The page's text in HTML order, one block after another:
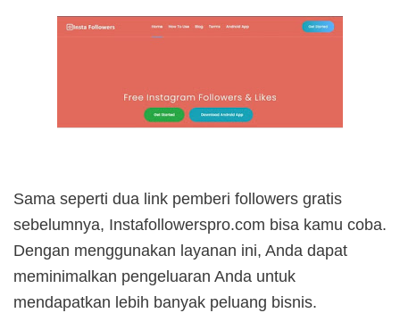
Sama seperti dua link pemberi followers gratis
sebelumnya, Instafollowerspro.com bisa kamu coba.
Dengan menggunakan layanan ini, Anda dapat
meminimalkan pengeluaran Anda untuk
mendapatkan lebih banyak peluang bisnis.